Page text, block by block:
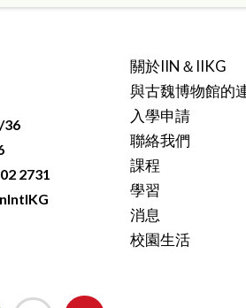
36
2731
關於IIN＆IIKG
與古魏博物館的
入學申請
聯絡我們
課程
學習
消息
校園生活